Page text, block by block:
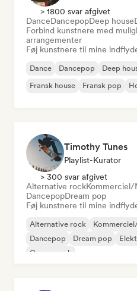
> 1800 svar afgivet
DanceDancepopDeep house
Forbind kunstnere med
arrangementer
Føj kunstnere til mine
Dance Dancepop Deep
Fransk house
Fransk pop
Timothy Tunes
Playlist-Kurator
> 300 svar afgivet
Alternative rockKommerciel/
DancepopDream pop
Føj kunstnere til mine
Alternative rock
Dancepop
Dream pop
Garagerock